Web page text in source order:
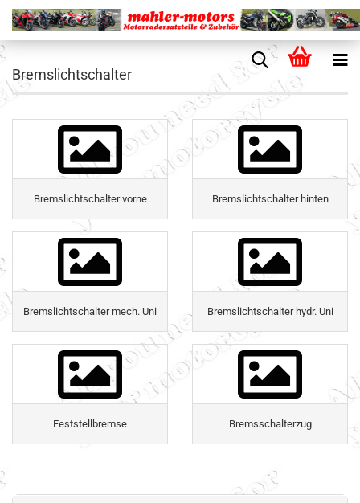
Bremslichtschalter
Bremslichtschalter vorne Bremslichtschalter hinten
Bremslichtschalter mech. Uni Bremslichtschalter hydr. Uni
Feststellbremse Bremsschalterzug